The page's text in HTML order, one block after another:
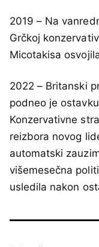
2019 – Na
Grčkoj
Micotakisa
2022 – Britanski
podneo je
Konzervativne
reizbora novog
automatski
višemesečna
usledila nakon